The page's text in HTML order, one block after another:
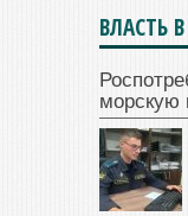
ВЛАСТЬ
морскую